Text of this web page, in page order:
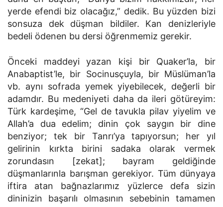
yerde efendi biz olacağız,” dedik. Bu yüzden bizi
sonsuza dek düşman bildiler. Kan denizleriyle
bedeli ödenen bu dersi öğrenmemiz gerekir.
Önceki maddeyi yazan kişi bir Quaker’la, bir
Anabaptist’le, bir Socinusçuyla, bir Müslüman’la
vb. aynı sofrada yemek yiyebilecek, değerli bir
adamdır. Bu medeniyeti daha da ileri götüreyim:
Türk kardeşime, “Gel de tavukla pilav yiyelim ve
Allah’a dua edelim; dinin çok saygın bir dine
benziyor; tek bir Tanrı’ya tapıyorsun; her yıl
gelirinin kırkta birini sadaka olarak vermek
zorundasın [zekat]; bayram geldiğinde
düşmanlarınla barışman gerekiyor. Tüm dünyaya
iftira atan bağnazlarımız yüzlerce defa sizin
dininizin başarılı olmasının sebebinin tamamen